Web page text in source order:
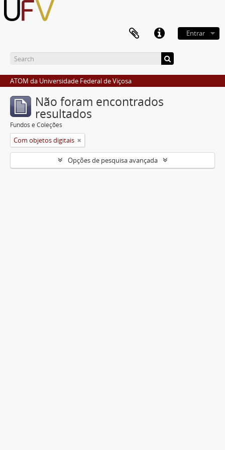
Entrar
ATOM da Universidade Federal de Viçosa
Não foram encontrados
resultados
Fundos e Coleções
Com objetos digitais
Opções de pesquisa avançada